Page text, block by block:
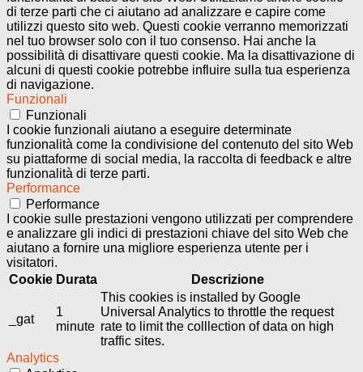
di terze parti che ci aiutano ad analizzare e capire come
utilizzi questo sito web. Questi cookie verranno memorizzati
nel tuo browser solo con il tuo consenso. Hai anche la
possibilità di disattivare questi cookie. Ma la disattivazione di
alcuni di questi cookie potrebbe influire sulla tua esperienza
di navigazione.
Funzionali
Funzionali
I cookie funzionali aiutano a eseguire determinate
funzionalità come la condivisione del contenuto del sito Web
su piattaforme di social media, la raccolta di feedback e altre
funzionalità di terze parti.
Performance
Performance
I cookie sulle prestazioni vengono utilizzati per comprendere
e analizzare gli indici di prestazioni chiave del sito Web che
aiutano a fornire una migliore esperienza utente per i
visitatori.
Cookie Durata Descrizione
_gat
1
minute
This cookies is installed by Google
Universal Analytics to throttle the request
rate to limit the colllection of data on high
traffic sites.
Analytics